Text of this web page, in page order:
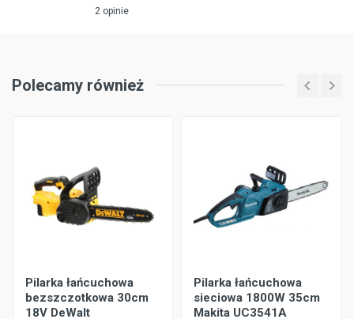
2 opinie
Polecamy również
Pilarka łańcuchowa
bezszczotkowa 30cm
18V DeWalt
Pilarka łańcuchowa
sieciowa 1800W 35cm
Makita UC3541A